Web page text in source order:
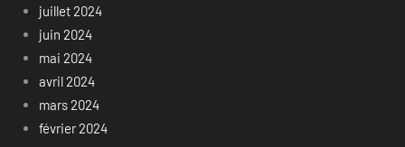
juillet 2024
juin 2024
mai 2024
avril 2024
mars 2024
février 2024